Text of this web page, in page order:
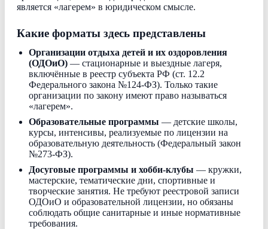
является «лагерем» в юридическом смысле.
Какие форматы здесь представлены
Организации отдыха детей и их оздоровления
(ОДОиО) — стационарные и выездные лагеря,
включённые в реестр субъекта РФ (ст. 12.2
Федерального закона №124-ФЗ). Только такие
организации по закону имеют право называться
«лагерем».
Образовательные программы — детские школы,
курсы, интенсивы, реализуемые по лицензии на
образовательную деятельность (Федеральный закон
№273-ФЗ).
Досуговые программы и хобби-клубы — кружки,
мастерские, тематические дни, спортивные и
творческие занятия. Не требуют реестровой записи
ОДОиО и образовательной лицензии, но обязаны
соблюдать общие санитарные и иные нормативные
требования.